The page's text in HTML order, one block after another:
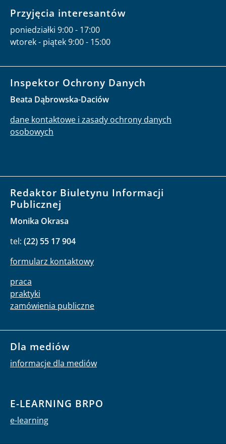
Przyjęcia interesantów
poniedziałki 9:00 - 17:00
wtorek - piątek 9:00 - 15:00
Inspektor Ochrony Danych
Beata Dąbrowska-Daciów
dane kontaktowe i zasady ochrony danych
osobowych
Redaktor Biuletynu Informacji
Publicznej
Monika Okrasa
tel: (22) 55 17 904
formularz kontaktowy
praca
praktyki
zamówienia publiczne
Dla mediów
informacje dla mediów
E-LEARNING BRPO
e-learning